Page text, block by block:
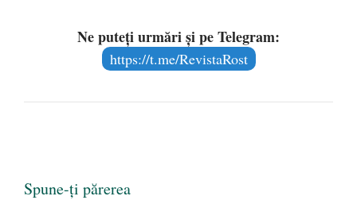
Ne puteți urmări și pe Telegram:
https://t.me/RevistaRost
Spune-ți părerea